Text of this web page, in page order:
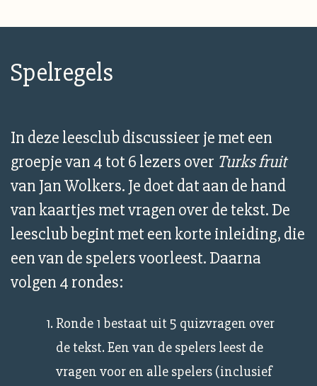
Spelregels
In deze leesclub discussieer je met een
groepje van 4 tot 6 lezers over Turks fruit
van Jan Wolkers. Je doet dat aan de hand
van kaartjes met vragen over de tekst. De
leesclub begint met een korte inleiding, die
een van de spelers voorleest. Daarna
volgen 4 rondes:
Ronde 1 bestaat uit 5 quizvragen over
de tekst. Een van de spelers leest de
vragen voor en alle spelers (inclusief